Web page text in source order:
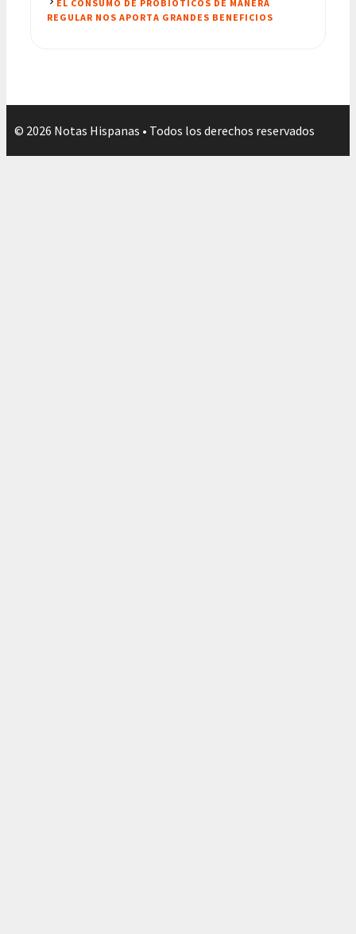
EL CONSUMO DE PROBIÓTICOS DE MANERA
REGULAR NOS APORTA GRANDES BENEFICIOS
© 2026 Notas Hispanas • Todos los derechos reservados